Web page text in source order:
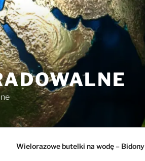
Wielorazowe butelki na wodę – Bidony